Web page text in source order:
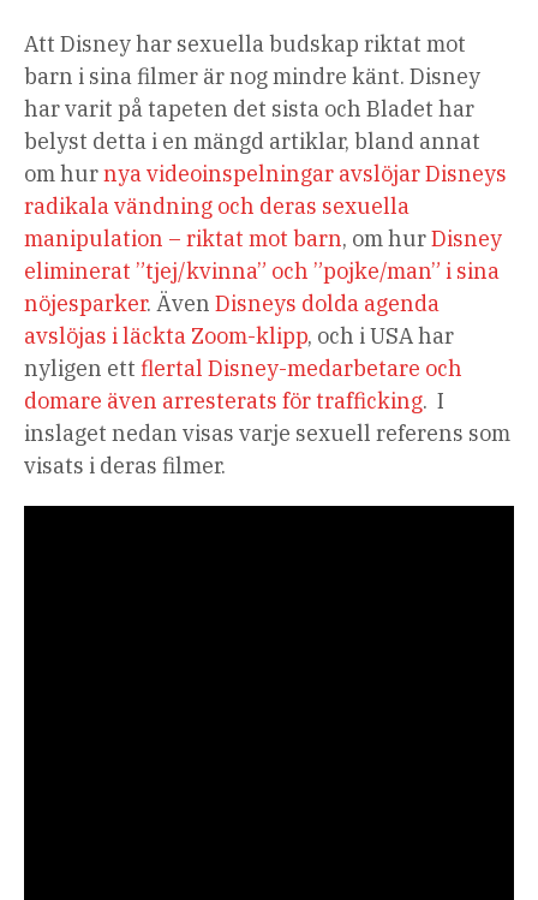
Att Disney har sexuella budskap riktat mot
barn i sina filmer är nog mindre känt. Disney
har varit på tapeten det sista och Bladet har
belyst detta i en mängd artiklar, bland annat
om hurnya videoinspelningar avslöjar Disneys
radikala vändning och deras sexuella
manipulation – riktat mot barn, om hurDisney
eliminerat ”tjej/kvinna” och ”pojke/man” i sina
nöjesparker. Även Disneys dolda agenda
avslöjas i läckta Zoom-klipp, och i USA har
nyligen ett flertal Disney-medarbetare och
domare även arresterats för trafficking. I
inslaget nedan visas varje sexuell referens som
visats i deras filmer.